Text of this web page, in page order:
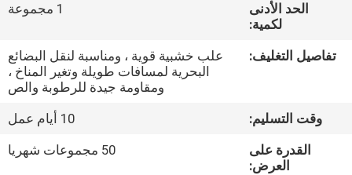
اتصل
الحد الأدنى
لكمية:
1 مجموعة
تفاصيل التغليف:
علب خشبية قوية ، ومناسبة لنقل البضائع
البحرية لمسافات طويلة وتغير المناخ ،
ومقاومة جيدة للرطوبة والص
وقت التسليم:
10 أيام عمل
القدرة على
العرض:
50 مجموعات شهريا